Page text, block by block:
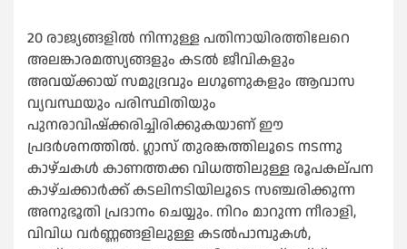
20 രാജ്യങ്ങളില്‍ നിന്നുള്ള പതിനായിരത്തിലേറെ
അലങ്കാരമത്സ്യങ്ങളും കടല്‍ ജീവികളും
അവയ്ക്കായ് സമുദ്രവും ലഗൂണുകളും ആവാസ
വ്യവസ്ഥയും പരിസ്ഥിതിയും
പുനരാവിഷ്‌ക്കരിച്ചിരിക്കുകയാണ് ഈ
പ്രദര്‍ശനത്തില്‍. ഗ്ലാസ് തുരങ്കത്തിലൂടെ നടന്നു
കാഴ്ചകള്‍ കാണത്തക്ക വിധത്തിലുള്ള രൂപകല്പന
കാഴ്ചക്കാര്‍ക്ക് കടലിനടിയിലൂടെ സഞ്ചരിക്കുന്ന
അനുഭൂതി പ്രദാനം ചെയ്യും. നിറം മാറുന്ന നീരാളി,
വിവിധ വര്‍ണ്ണങ്ങളിലുള്ള കടല്‍പാമ്പുകള്‍,